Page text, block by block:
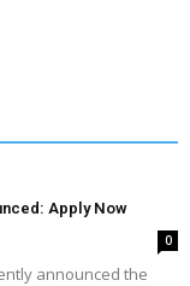
Apply Now
0
announced the